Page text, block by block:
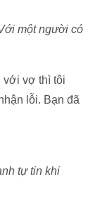
một người có
với vợ thì tôi
lỗi. Bạn đã
tự tin khi